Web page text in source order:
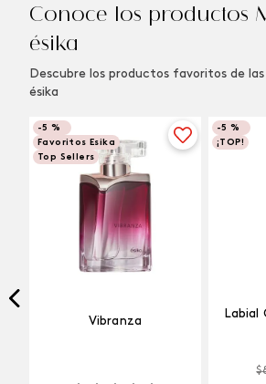
Conoce los productos
ésika
Descubre los productos favoritos de
ésika
-5 %
Favoritos Esika
Top Sellers
Vibranza
-5 %
¡TOP!
Labial
$